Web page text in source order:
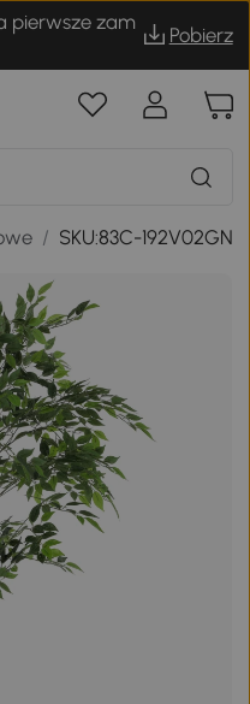
pierwsze zam
Pobierz
/ SKU:83C-192V02GN